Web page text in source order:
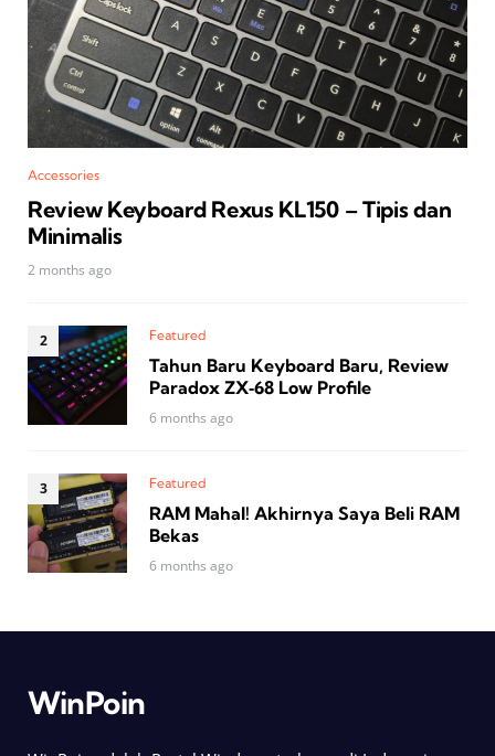
Accessories
Review Keyboard Rexus KL150 – Tipis dan
Minimalis
2 months ago
Featured
Tahun Baru Keyboard Baru, Review
Paradox ZX‑68 Low Profile
6 months ago
Featured
RAM Mahal! Akhirnya Saya Beli RAM
Bekas
6 months ago
WinPoin